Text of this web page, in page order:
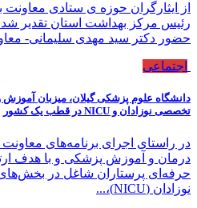
از ایثارگران حوزه ی ستادی
رئیس مرکز بهداشت استان تقدیر
حضور دکتر سید مهدی سلیمانی-
اجتماعی
دانشگاه علوم پزشکی گیلان، میزبان
تخصصی نوزادان و NICU در قطب یک کشور
در راستای اجرای برنامه‌های
درمان و آموزش پزشکی و با هدف
حرفه‌ای پرستاران شاغل در بخش‌های
نوزادان (NICU)،...